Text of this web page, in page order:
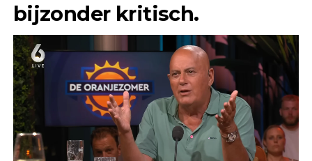
bijzonder kritisch.